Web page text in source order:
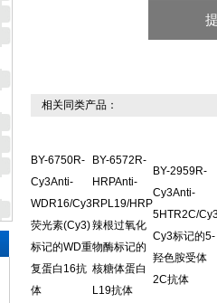
相关同类产品：
BY-6750R-
Cy3Anti-
WDR16/Cy3
荧光素(Cy3)
标记的WD重
复蛋白16抗
体
BY-6572R-
HRPAnti-
RPL19/HRP
辣根过氧化
物酶标记的
核糖体蛋白
L19抗体
BY-2959R-
Cy3Anti-
5HTR2C/
Cy3标记的5-
羟色胺受体
2C抗体